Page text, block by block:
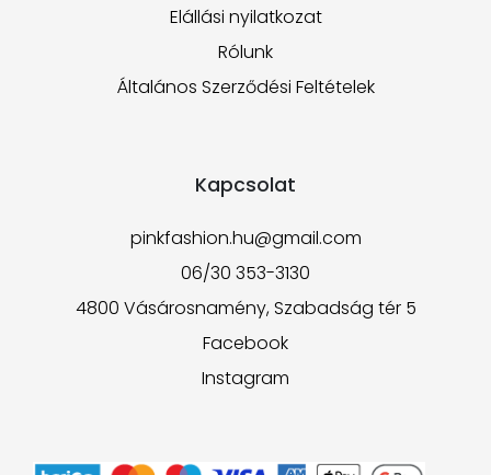
Elállási nyilatkozat
Rólunk
Általános Szerződési Feltételek
Kapcsolat
pinkfashion.hu@gmail.com
06/30 353-3130
4800 Vásárosnamény, Szabadság tér 5
Facebook
Instagram